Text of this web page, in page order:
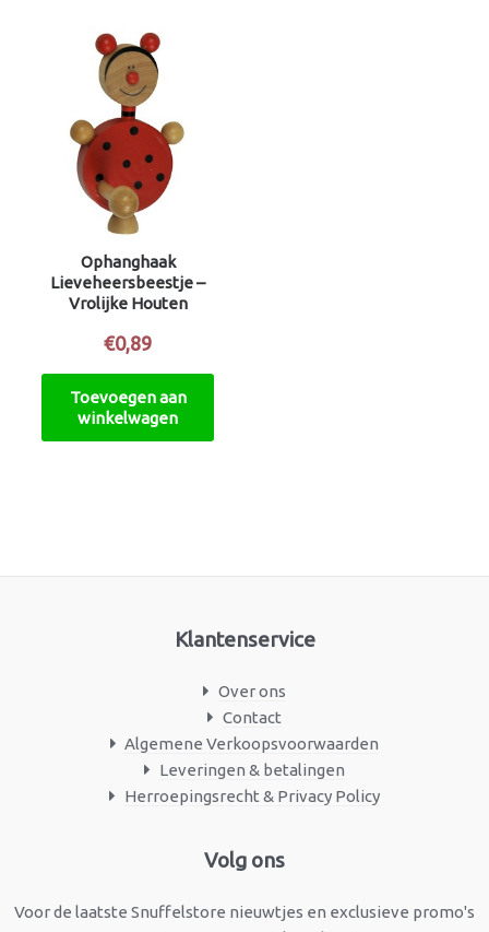
Ophanghaak
Lieveheersbeestje –
Vrolijke Houten
€0,89
Toevoegen aan
winkelwagen
Klantenservice
Over ons
Contact
Algemene Verkoopsvoorwaarden
Leveringen & betalingen
Herroepingsrecht & Privacy Policy
Volg ons
Voor de laatste Snuffelstore nieuwtjes en exclusieve promo's
Facebook